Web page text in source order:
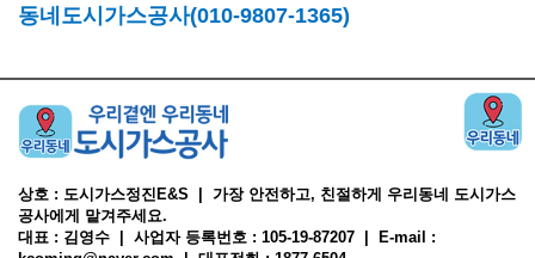
동네도시가스공사(010-9807-1365)
상호 : 도시가스정진E&S | 가장 안전하고, 친절하게 우리동네 도시가스
공사에게 맡겨주세요.
대표 : 김영수 | 사업자 등록번호 : 105-19-87207 | E-mail :